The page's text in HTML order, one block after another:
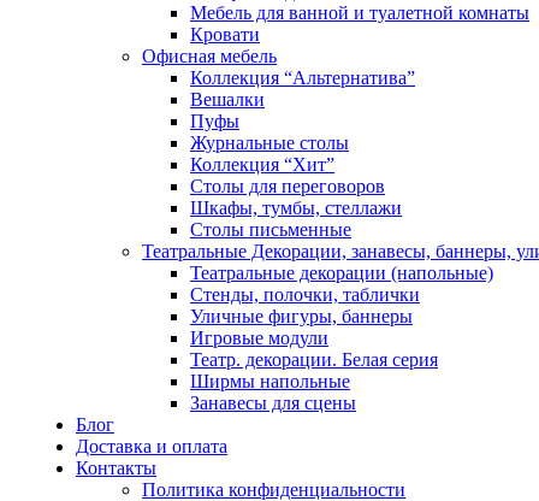
Мебель для ванной и туалетной комнаты
Кровати
Офисная мебель
Коллекция “Альтернатива”
Вешалки
Пуфы
Журнальные столы
Коллекция “Хит”
Столы для переговоров
Шкафы, тумбы, стеллажи
Столы письменные
Театральные Декорации, занавесы, баннеры,
Театральные декорации (напольные)
Стенды, полочки, таблички
Уличные фигуры, баннеры
Игровые модули
Театр. декорации. Белая серия
Ширмы напольные
Занавесы для сцены
Блог
Доставка и оплата
Контакты
Политика конфиденциальности